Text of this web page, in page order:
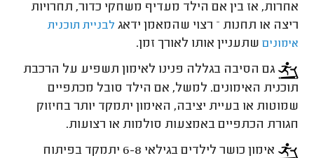
אחרות, אז בין אם הילד מעדיף משחקי כדור, תחרויות
ריצה או תחנות – רצוי שהמאמן ידאג לבניית תוכנית
אימונים שתעניין אותו לאורך זמן.
גם הסיבה בגללה פנינו לאימון תשפיע על הרכבת
תוכנית האימונים. למשל, אם הילד סובל מכתפיים
שמוטות או בעיית יציבה, האימון יתמקד יותר בחיזוק
חגורת הכתפיים באמצעות סולמות או רצועות.
אימון כושר לילדים בגילאי 6-8 יתמקד בפיתוח